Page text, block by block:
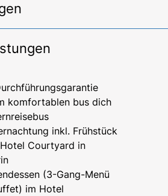
komfortablen bus dich
inkl. Frühstück
Courtyard in
(3-Gang-Menü
im Hotel